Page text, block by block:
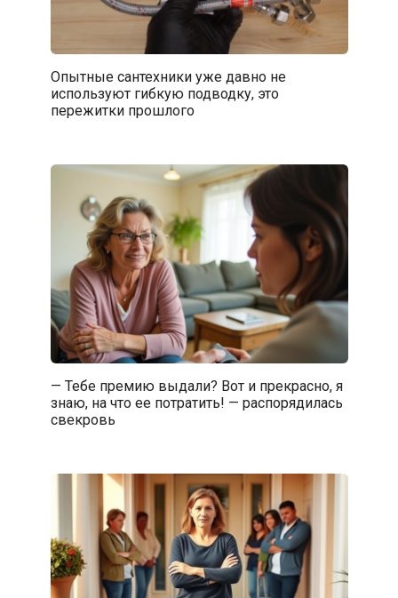
Опытные сантехники уже давно не
используют гибкую подводку, это
пережитки прошлого
— Тебе премию выдали? Вот и прекрасно, я
знаю, на что ее потратить! — распорядилась
свекровь